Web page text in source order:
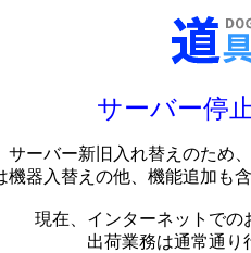
サーバー停
サーバー新旧入れ替えのため
機器入替えの他、機能追加も
現在、インターネットでの
出荷業務は通常通り